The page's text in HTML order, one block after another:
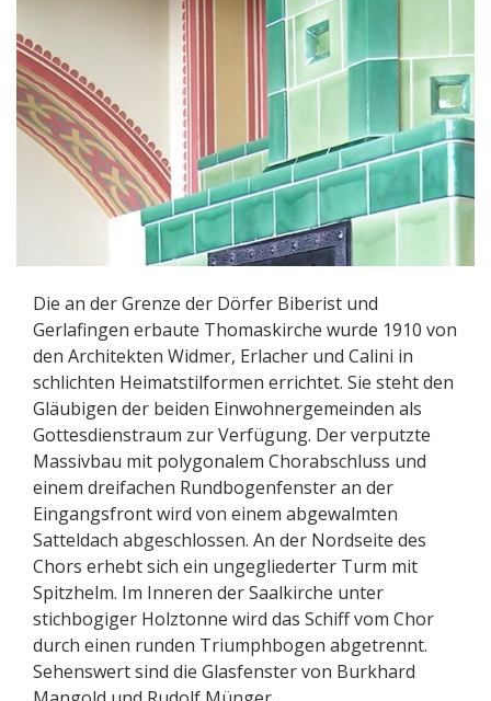
Die an der Grenze der Dörfer Biberist und
Gerlafingen erbaute Thomaskirche wurde 1910 von
den Architekten Widmer, Erlacher und Calini in
schlichten Heimatstilformen errichtet. Sie steht den
Gläubigen der beiden Einwohnergemeinden als
Gottesdienstraum zur Verfügung. Der verputzte
Massivbau mit polygonalem Chorabschluss und
einem dreifachen Rundbogenfenster an der
Eingangsfront wird von einem abgewalmten
Satteldach abgeschlossen. An der Nordseite des
Chors erhebt sich ein ungegliederter Turm mit
Spitzhelm. Im Inneren der Saalkirche unter
stichbogiger Holztonne wird das Schiff vom Chor
durch einen runden Triumphbogen abgetrennt.
Sehenswert sind die Glasfenster von Burkhard